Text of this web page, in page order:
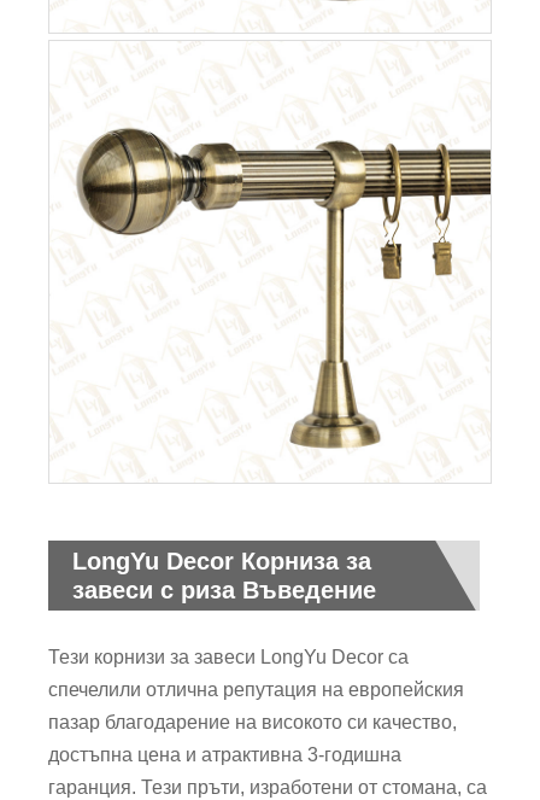
LongYu Decor Корниза за
завеси с риза Въведение
Тези корнизи за завеси LongYu Decor са
спечелили отлична репутация на европейския
пазар благодарение на високото си качество,
достъпна цена и атрактивна 3-годишна
гаранция. Тези пръти, изработени от стомана, са